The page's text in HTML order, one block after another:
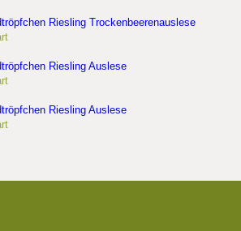
Riesling Trockenbeerenauslese
Riesling Auslese
Riesling Auslese